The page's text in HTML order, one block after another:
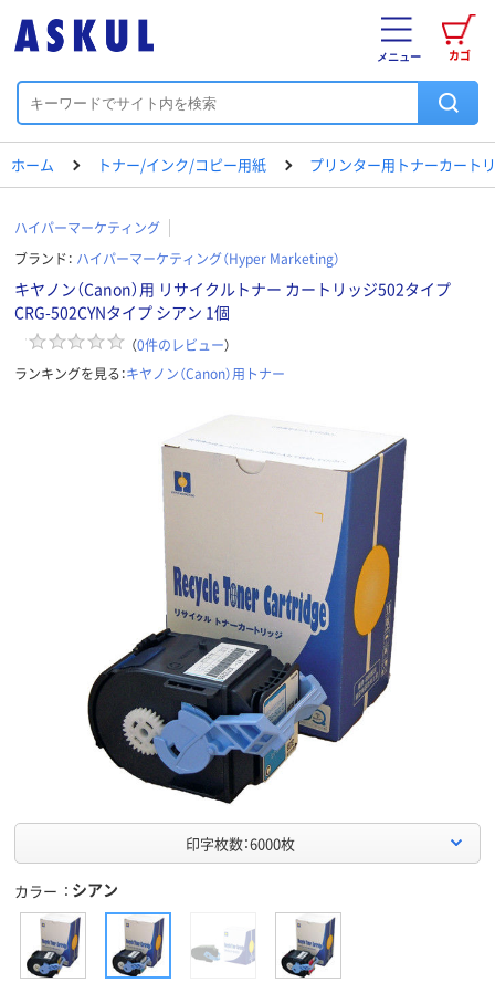
カゴ
メニュー
ホーム トナー/インク/コピー用紙 プリンター用トナーカート
ハイパーマーケティング
ブランド： ハイパーマーケティング（Hyper Marketing）
キヤノン（Canon）用 リサイクルトナー カートリッジ502タイプ
CRG-502CYNタイプ シアン 1個
（0件のレビュー）
ランキングを見る：キヤノン（Canon）用トナー
印字枚数：6000枚
カラー シアン